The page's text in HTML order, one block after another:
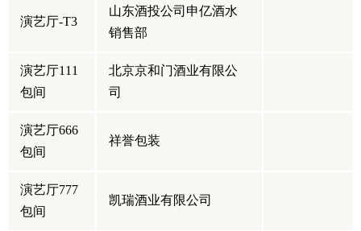
演艺厅-T3
山东酒投公司申亿酒水
销售部
演艺厅111
包间
北京京和门酒业有限公
司
演艺厅666
包间
祥誉包装
演艺厅777
包间
凯瑞酒业有限公司